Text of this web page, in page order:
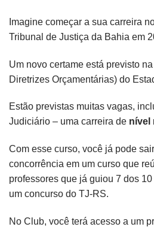
Imagine começar a sua carreira
Tribunal de Justiça da Bahia em
Um novo certame está previsto
Diretrizes Orçamentárias) do
Estão previstas muitas vagas,
Judiciário – uma carreira de nível
Com esse curso, você já pode
concorrência em um curso que
professores que já guiou 7 dos
um concurso do TJ-RS.
No Club, você terá acesso a um